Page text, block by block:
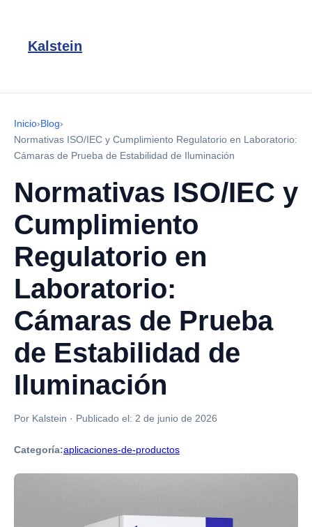
Kalstein
Inicio›Blog›
Normativas ISO/IEC y Cumplimiento Regulatorio en Laboratorio:
Cámaras de Prueba de Estabilidad de Iluminación
Normativas ISO/IEC y
Cumplimiento
Regulatorio en
Laboratorio:
Cámaras de Prueba
de Estabilidad de
Iluminación
Por Kalstein · Publicado el: 2 de junio de 2026
Categoría:aplicaciones-de-productos